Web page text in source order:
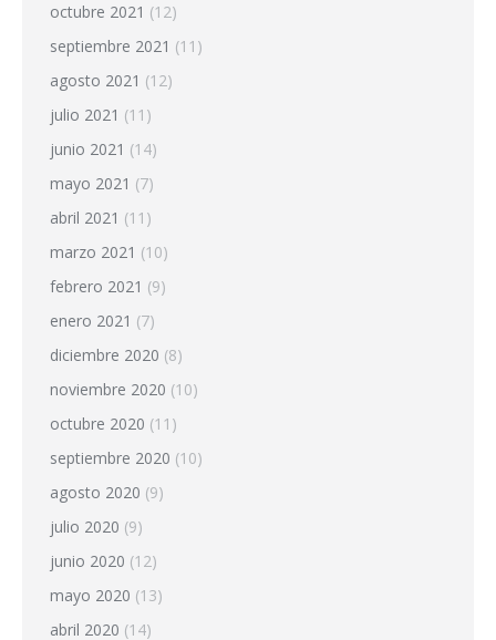
octubre 2021 (12)
septiembre 2021 (11)
agosto 2021 (12)
julio 2021 (11)
junio 2021 (14)
mayo 2021 (7)
abril 2021 (11)
marzo 2021 (10)
febrero 2021 (9)
enero 2021 (7)
diciembre 2020 (8)
noviembre 2020 (10)
octubre 2020 (11)
septiembre 2020 (10)
agosto 2020 (9)
julio 2020 (9)
junio 2020 (12)
mayo 2020 (13)
abril 2020 (14)